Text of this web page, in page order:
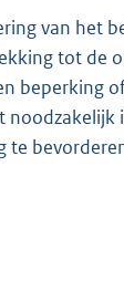
van het
tot de
beperking